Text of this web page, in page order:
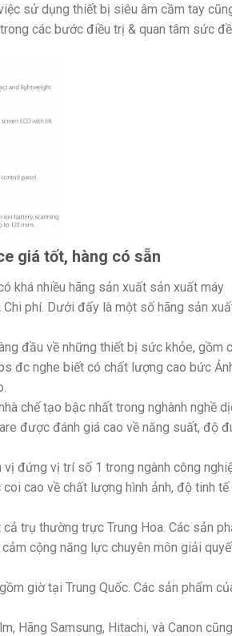
sử dụng thiết bị siêu âm cầm tay
các bước điều trị & quan tâm sức đề
giá tốt, hàng có sẵn
khá nhiều hãng sản xuất sản xuất máy
phí. Dưới đấy là một số hãng sản
đầu về những thiết bị sức khỏe, gồm
đc nghe biết có chất lượng cao bức
chế tạo bậc nhất trong nghành nghề
được đánh giá cao về năng suất, độ
đứng vị trí số 1 trong ngành công
cao về chất lượng hình ảnh, độ tinh tế
trụ thường trực Trung Hoa. Các sản
cộng năng lực chuyên môn giải
giờ tại Trung Quốc. Các sản phẩm
Hãng Samsung, Hitachi, và Canon